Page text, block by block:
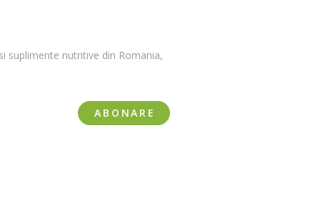
suplimente nutritive din Romania,
ABONARE